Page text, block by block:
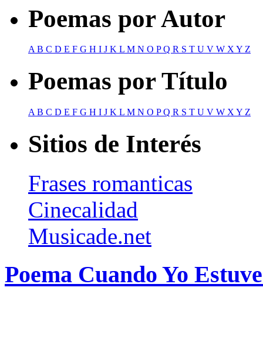
Poemas por Autor
AB C D E F G H I J K L M N O PQ R S T U V W XY Z
Poemas por Título
A B C D E F G H I J K L M N O PQ R S T U V W X Y Z
Sitios de Interés
Frases romanticas
Cinecalidad
Musicade.net
Poema Cuando Yo